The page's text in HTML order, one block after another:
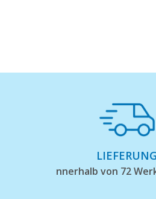
LIEFERUNG
nnerhalb von 72